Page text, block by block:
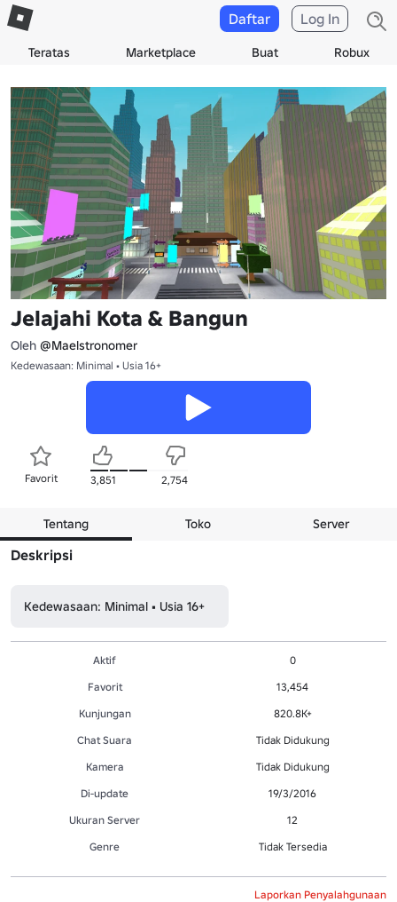
Teratas Marketplace Buat Robux
Daftar Log In
Jelajahi Kota & Bangun
Oleh @Maelstronomer
Kedewasaan: Minimal • Usia 16+
Favorit 3,851 2,754
Tentang Toko Server
Deskripsi
Kedewasaan: Minimal • Usia 16+
Aktif
0
Favorit
13,454
Kunjungan
820.8K+
Chat Suara
Tidak Didukung
Kamera
Tidak Didukung
Di-update
19/3/2016
Ukuran Server
12
Genre
Tidak Tersedia
Laporkan Penyalahgunaan